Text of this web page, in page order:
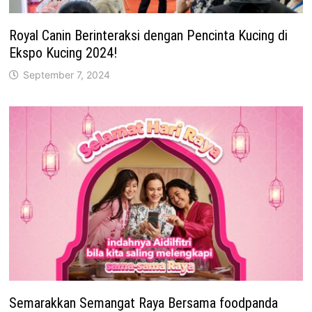
Royal Canin Berinteraksi dengan Pencinta Kucing di
Ekspo Kucing 2024!
September 7, 2024
Semarakkan Semangat Raya Bersama foodpanda